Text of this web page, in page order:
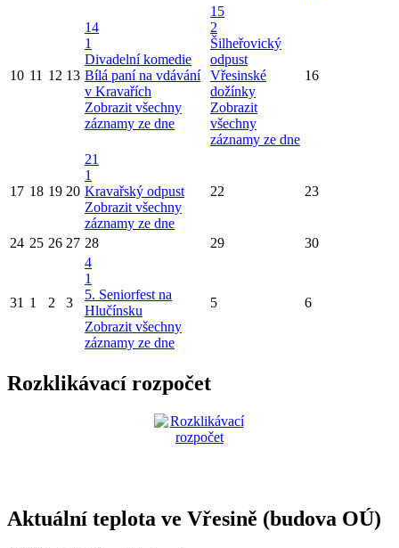
10 11 12 13
14
1
Divadelní komedie
Bílá paní na vdávání
v Kravařích
Zobrazit všechny
záznamy ze dne
15
2
Šilheřovický
odpust
Vřesinské
dožínky
Zobrazit
všechny
záznamy ze dne
16
17 18 19 20
21
1
Kravařský odpust
Zobrazit všechny
záznamy ze dne
22 23
24 25 26 27 28 29 30
31 1 2 3
4
1
5. Seniorfest na
Hlučínsku
Zobrazit všechny
záznamy ze dne
5 6
Rozklikávací rozpočet
Aktuální teplota ve Vřesině (budova OÚ)